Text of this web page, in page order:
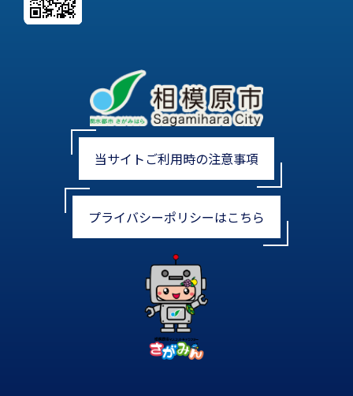
当サイトご利用時の注意事項
プライバシーポリシーはこちら